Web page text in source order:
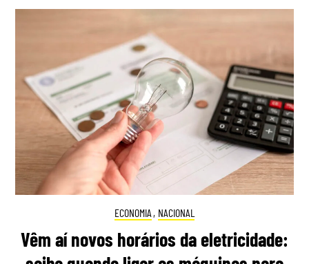
ECONOMIA , NACIONAL
Vêm aí novos horários da eletricidade: